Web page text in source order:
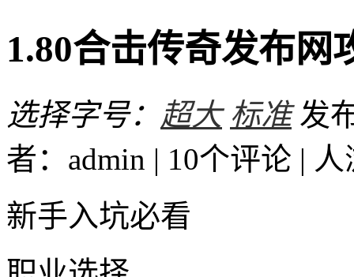
1.80合击传奇发布网
选择字号： 超大 标准 发
者：admin | 10个评论 | 人
新手入坑必看